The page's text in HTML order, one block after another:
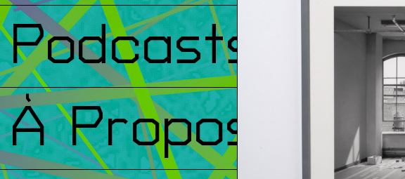
Podcasts
À Propos